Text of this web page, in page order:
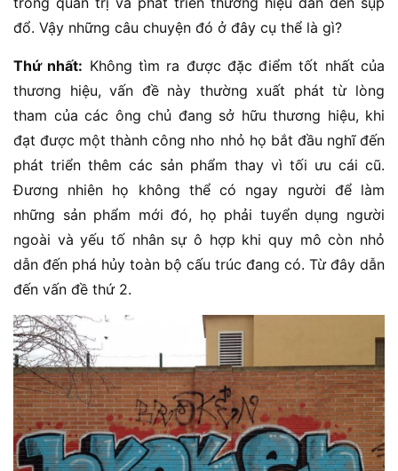
đổ. Vậy những câu chuyện đó ở đây cụ thể là gì?
Thứ nhất: Không tìm ra được đặc điểm tốt nhất của
thương hiệu, vấn đề này thường xuất phát từ lòng
tham của các ông chủ đang sở hữu thương hiệu, khi
đạt được một thành công nho nhỏ họ bắt đầu nghĩ đến
phát triển thêm các sản phẩm thay vì tối ưu cái cũ.
Đương nhiên họ không thể có ngay người để làm
những sản phẩm mới đó, họ phải tuyển dụng người
ngoài và yếu tố nhân sự ô hợp khi quy mô còn nhỏ
dẫn đến phá hủy toàn bộ cấu trúc đang có. Từ đây dẫn
đến vấn đề thứ 2.